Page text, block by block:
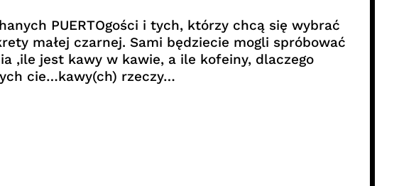
PUERTOgości i tych, którzy chcą się wybrać
małej czarnej. Sami będziecie mogli spróbować
,ile jest kawy w kawie, a ile kofeiny, dlaczego
cie…kawy(ch) rzeczy…